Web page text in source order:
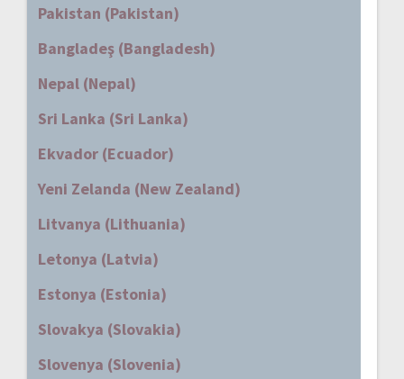
Pakistan (Pakistan)
Bangladeş (Bangladesh)
Nepal (Nepal)
Sri Lanka (Sri Lanka)
Ekvador (Ecuador)
Yeni Zelanda (New Zealand)
Litvanya (Lithuania)
Letonya (Latvia)
Estonya (Estonia)
Slovakya (Slovakia)
Slovenya (Slovenia)